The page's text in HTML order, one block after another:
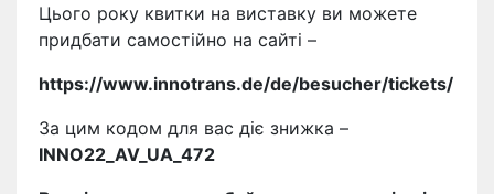
Цього року квитки на виставку ви можете
придбати самостійно на сайті –
https://www.innotrans.de/de/besucher/tickets/
За цим кодом для вас діє знижка –
INNO22_AV_UA_472